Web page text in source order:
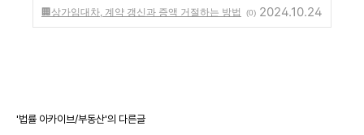
🏢상가임대차, 계약 갱신과 증액 거절하는 방법 (0) 2024.10.24
'법률 아카이브/부동산'의 다른글